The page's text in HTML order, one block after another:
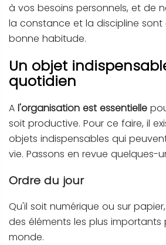
à vos besoins personnels, et de
la constance et la discipline
bonne habitude.
Un objet
quotidien
A l'organisation est essentielle
soit productive. Pour ce faire, il
objets indispensables qui
vie. Passons en revue quelques-
Ordre du jour
Qu'il soit numérique ou sur
des éléments les plus importants
monde.